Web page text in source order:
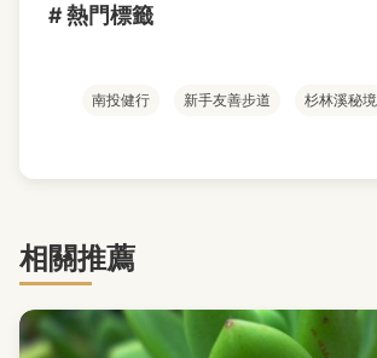
# 熱門標籤
南投健行 新手友善步道 杉林溪秘境
相關推薦